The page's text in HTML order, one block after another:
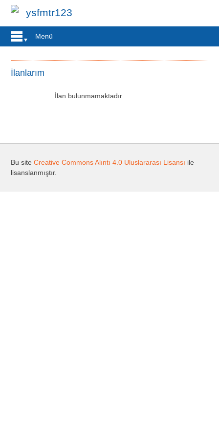
ysfmtr123
Menü
İlanlarım
İlan bulunmamaktadır.
Bu siteCreative Commons Alıntı 4.0 Uluslararası Lisansı ile
lisanslanmıştır.